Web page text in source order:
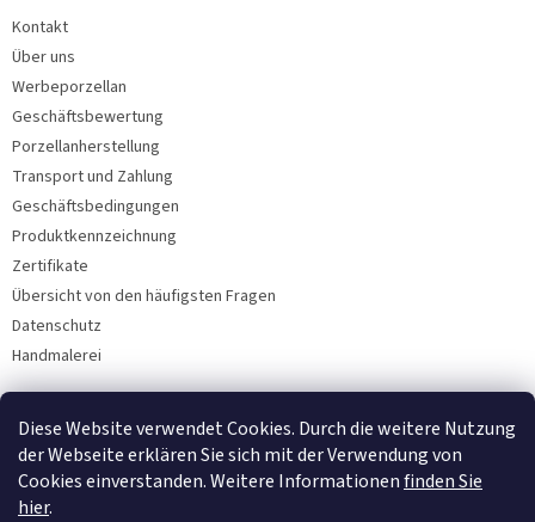
Diese Website verwendet Cookies. Durch die weitere Nutzung
der Webseite erklären Sie sich mit der Verwendung von
Cookies einverstanden. Weitere Informationenfinden Sie
hier.
Kontakt
Über uns
Werbeporzellan
Geschäftsbewertung
Porzellanherstellung
Transport und Zahlung
Geschäftsbedingungen
Produktkennzeichnung
Zertifikate
Übersicht von den häufigsten Fragen
Datenschutz
Handmalerei
Facebook